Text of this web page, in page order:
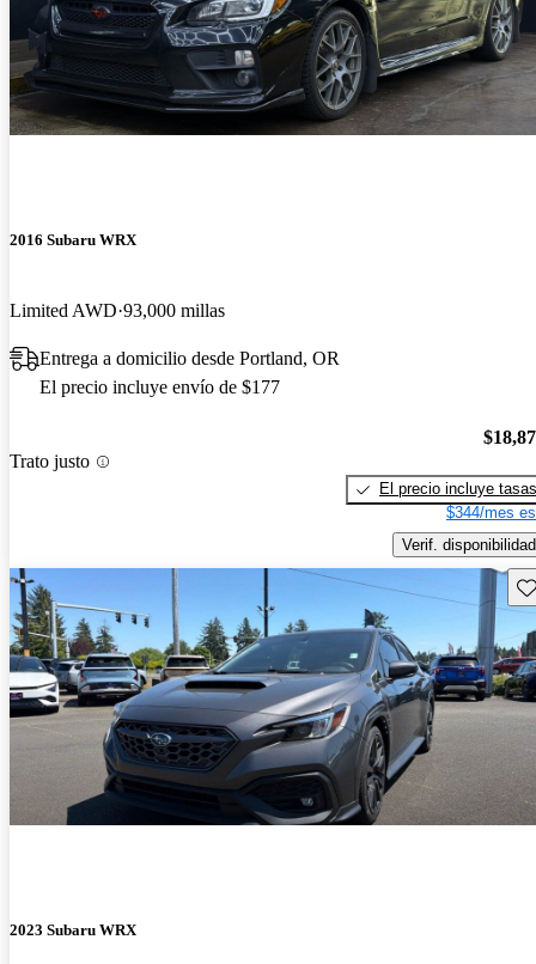
2016 Subaru WRX
Limited AWD 93,000 millas
Entrega a domicilio desde Portland, OR
El precio incluye envío de $177
Trato justo
El precio incluye tasas
$344/mes
Verif. disponibilidad
2023 Subaru WRX